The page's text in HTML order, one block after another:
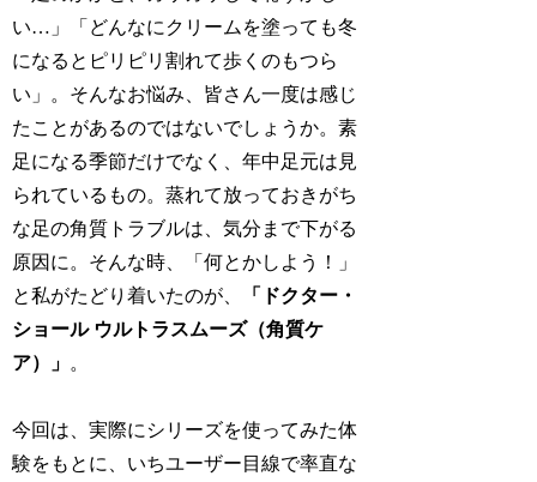
い…」「どんなにクリームを塗っても冬
になるとピリピリ割れて歩くのもつら
い」。そんなお悩み、皆さん一度は感じ
たことがあるのではないでしょうか。素
足になる季節だけでなく、年中足元は見
られているもの。蒸れて放っておきがち
な足の角質トラブルは、気分まで下がる
原因に。そんな時、「何とかしよう！」
と私がたどり着いたのが、
「ドクター・
ショール ウルトラスムーズ（角質ケ
ア）」 。
今回は、実際にシリーズを使ってみた体
験をもとに、いちユーザー目線で率直な